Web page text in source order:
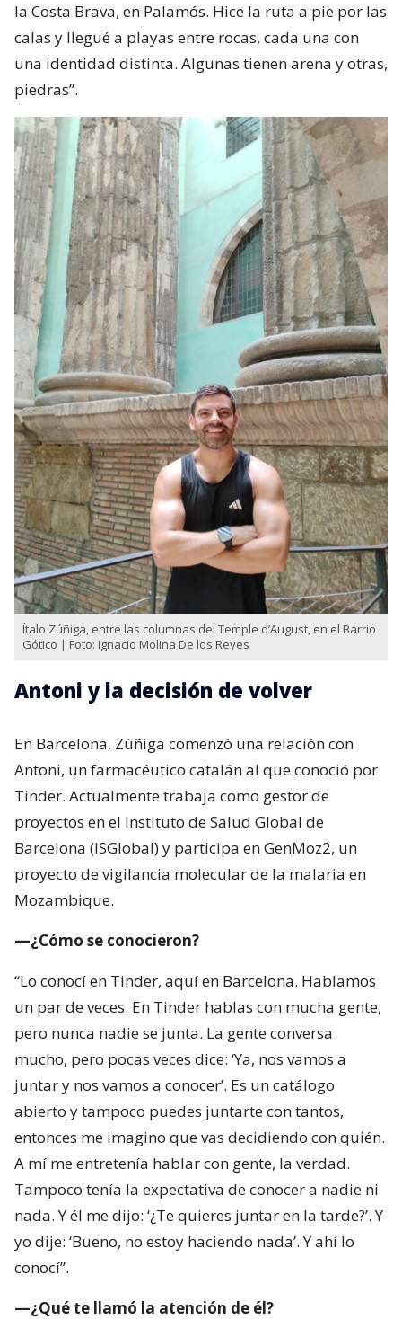
la Costa Brava, en Palamós. Hice la ruta a pie por las
calas y llegué a playas entre rocas, cada una con
una identidad distinta. Algunas tienen arena y otras,
piedras”.
Ítalo Zúñiga, entre las columnas del Temple d’August, en el Barrio
Gótico | Foto: Ignacio Molina De los Reyes
Antoni y la decisión de volver
En Barcelona, Zúñiga comenzó una relación con
Antoni, un farmacéutico catalán al que conoció por
Tinder. Actualmente trabaja como gestor de
proyectos en el Instituto de Salud Global de
Barcelona (ISGlobal) y participa en GenMoz2, un
proyecto de vigilancia molecular de la malaria en
Mozambique.
—¿Cómo se conocieron?
“Lo conocí en Tinder, aquí en Barcelona. Hablamos
un par de veces. En Tinder hablas con mucha gente,
pero nunca nadie se junta. La gente conversa
mucho, pero pocas veces dice: ‘Ya, nos vamos a
juntar y nos vamos a conocer’. Es un catálogo
abierto y tampoco puedes juntarte con tantos,
entonces me imagino que vas decidiendo con quién.
A mí me entretenía hablar con gente, la verdad.
Tampoco tenía la expectativa de conocer a nadie ni
nada. Y él me dijo: ‘¿Te quieres juntar en la tarde?’. Y
yo dije: ‘Bueno, no estoy haciendo nada’. Y ahí lo
conocí”.
—¿Qué te llamó la atención de él?